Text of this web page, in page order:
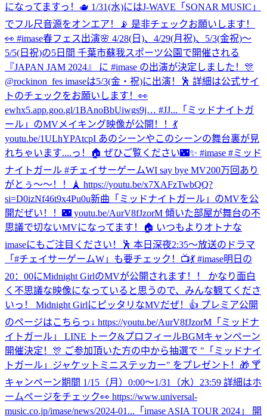
になってますっ！🫖 1/31(水)にはJ-WAVE「SONAR MUSIC」
でフル尺音源をオンエア！📡 是非チェックお願いします！
👀 #imase春フェス出演🌸 4/28(日)、4/29(月祝)、5/3(金祝)〜
5/5(日祝)の5日間 千葉市蘇我スポーツ公園で開催される
『JAPAN JAM 2024』 に #imase の出演が決定しました！🎊
@rockinon_fes imaseは5/3(金・祝)に出演！🕺 詳細は公式サイ
トのチェックをお願いします！👀
ewhx5.app.goo.gl/1BAnoBbUiwgs9j… #JJ... 「ミッドナイトガ
ール」のMVメイキング映像が公開！！💃
youtu.be/1ULhYPAtcpI あのシーンやこのシーンの舞台裏が見
れちゃいます....っ！🏠 ぜひご覧ください🌃✨ #imase #ミッド
ナイトガール #チェイサーゲームWI say bye MV200万回あり
がとぅ〜〜！！🗼 https://youtu.be/x7XAFzTwbQQ?
si=D0izNf46t9x4Pu0u新曲「ミッドナイトガール」のMVを公
開だぜい！！🌃 youtu.be/AurV8fJzorM 傾いた部屋が舞台の不
思議で切ないMVになってます！🏠 いつもよりオトナな
imaseにもご注目ください！🕺 本日深夜2:35〜放送のドラマ
「#チェイサーゲームW」も要チェック！📺💃 #imase明日の
20：00にMidnight GirlのMVが公開されます！！ かなり面白
く不思議な映像になっていると思うので、みんな観てくださ
いっ！ Midnight GirlにピッタリなMVだぜ！👍 プレミア公開
のページはこちらっ↓ https://youtu.be/AurV8fJzorM 「ミッドナ
イトガール」 LINE トーク&プロフィールBGMキャンペーン
開催決定！🎊 ご参加頂いた方の中から抽選で "「ミッドナイ
トガール」ジャケットミニステッカー" をプレゼント！🎁 🍸
キャンペーン期間 1/15（月）0:00〜1/31（水）23:59 詳細はホ
ームページをチェック👀 https://www.universal-
music.co.jp/imase/news/2024-01... 「imase ASIA TOUR 2024」 開